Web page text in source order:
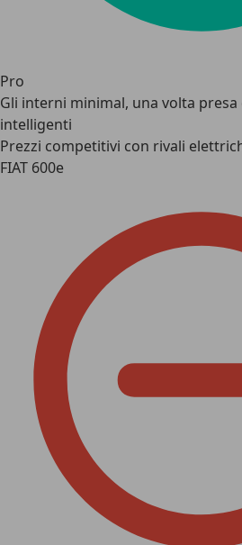
Pro
Gli interni minimal, una volta
intelligenti
Prezzi competitivi con rivali
FIAT 600e